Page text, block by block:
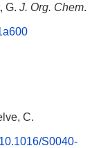
G. J. Org. Chem.
C.
10.1016/S0040-